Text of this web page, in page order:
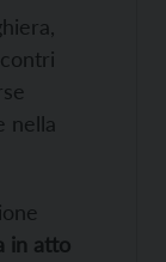
nella
in atto